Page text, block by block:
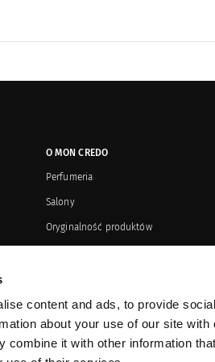
content and ads, to provide
about your use of our site
combine it with other information
O MON CREDO
Perfumeria
Salony
Oryginalność produktów
Sprzedaż korporacyjna
Prasa o nas